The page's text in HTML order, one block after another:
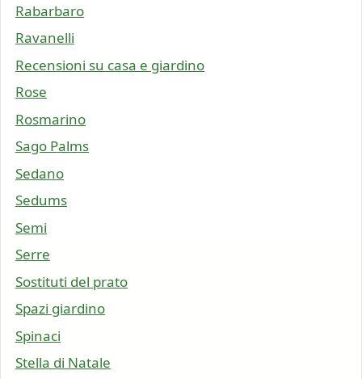
Rabarbaro
Ravanelli
Recensioni su casa e giardino
Rose
Rosmarino
Sago Palms
Sedano
Sedums
Semi
Serre
Sostituti del prato
Spazi giardino
Spinaci
Stella di Natale